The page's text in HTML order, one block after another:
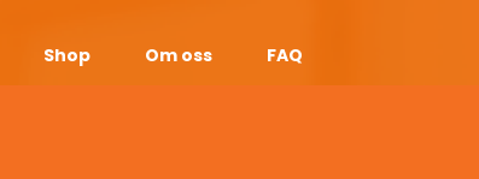
Shop Om oss FAQ